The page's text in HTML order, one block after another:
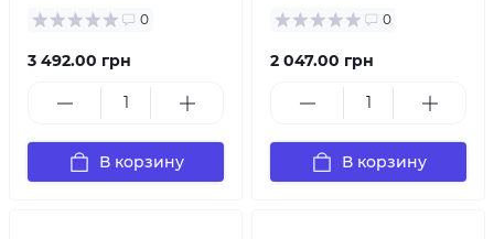
0
3 492.00 грн
В корзину
0
2 047.00 грн
В корзину